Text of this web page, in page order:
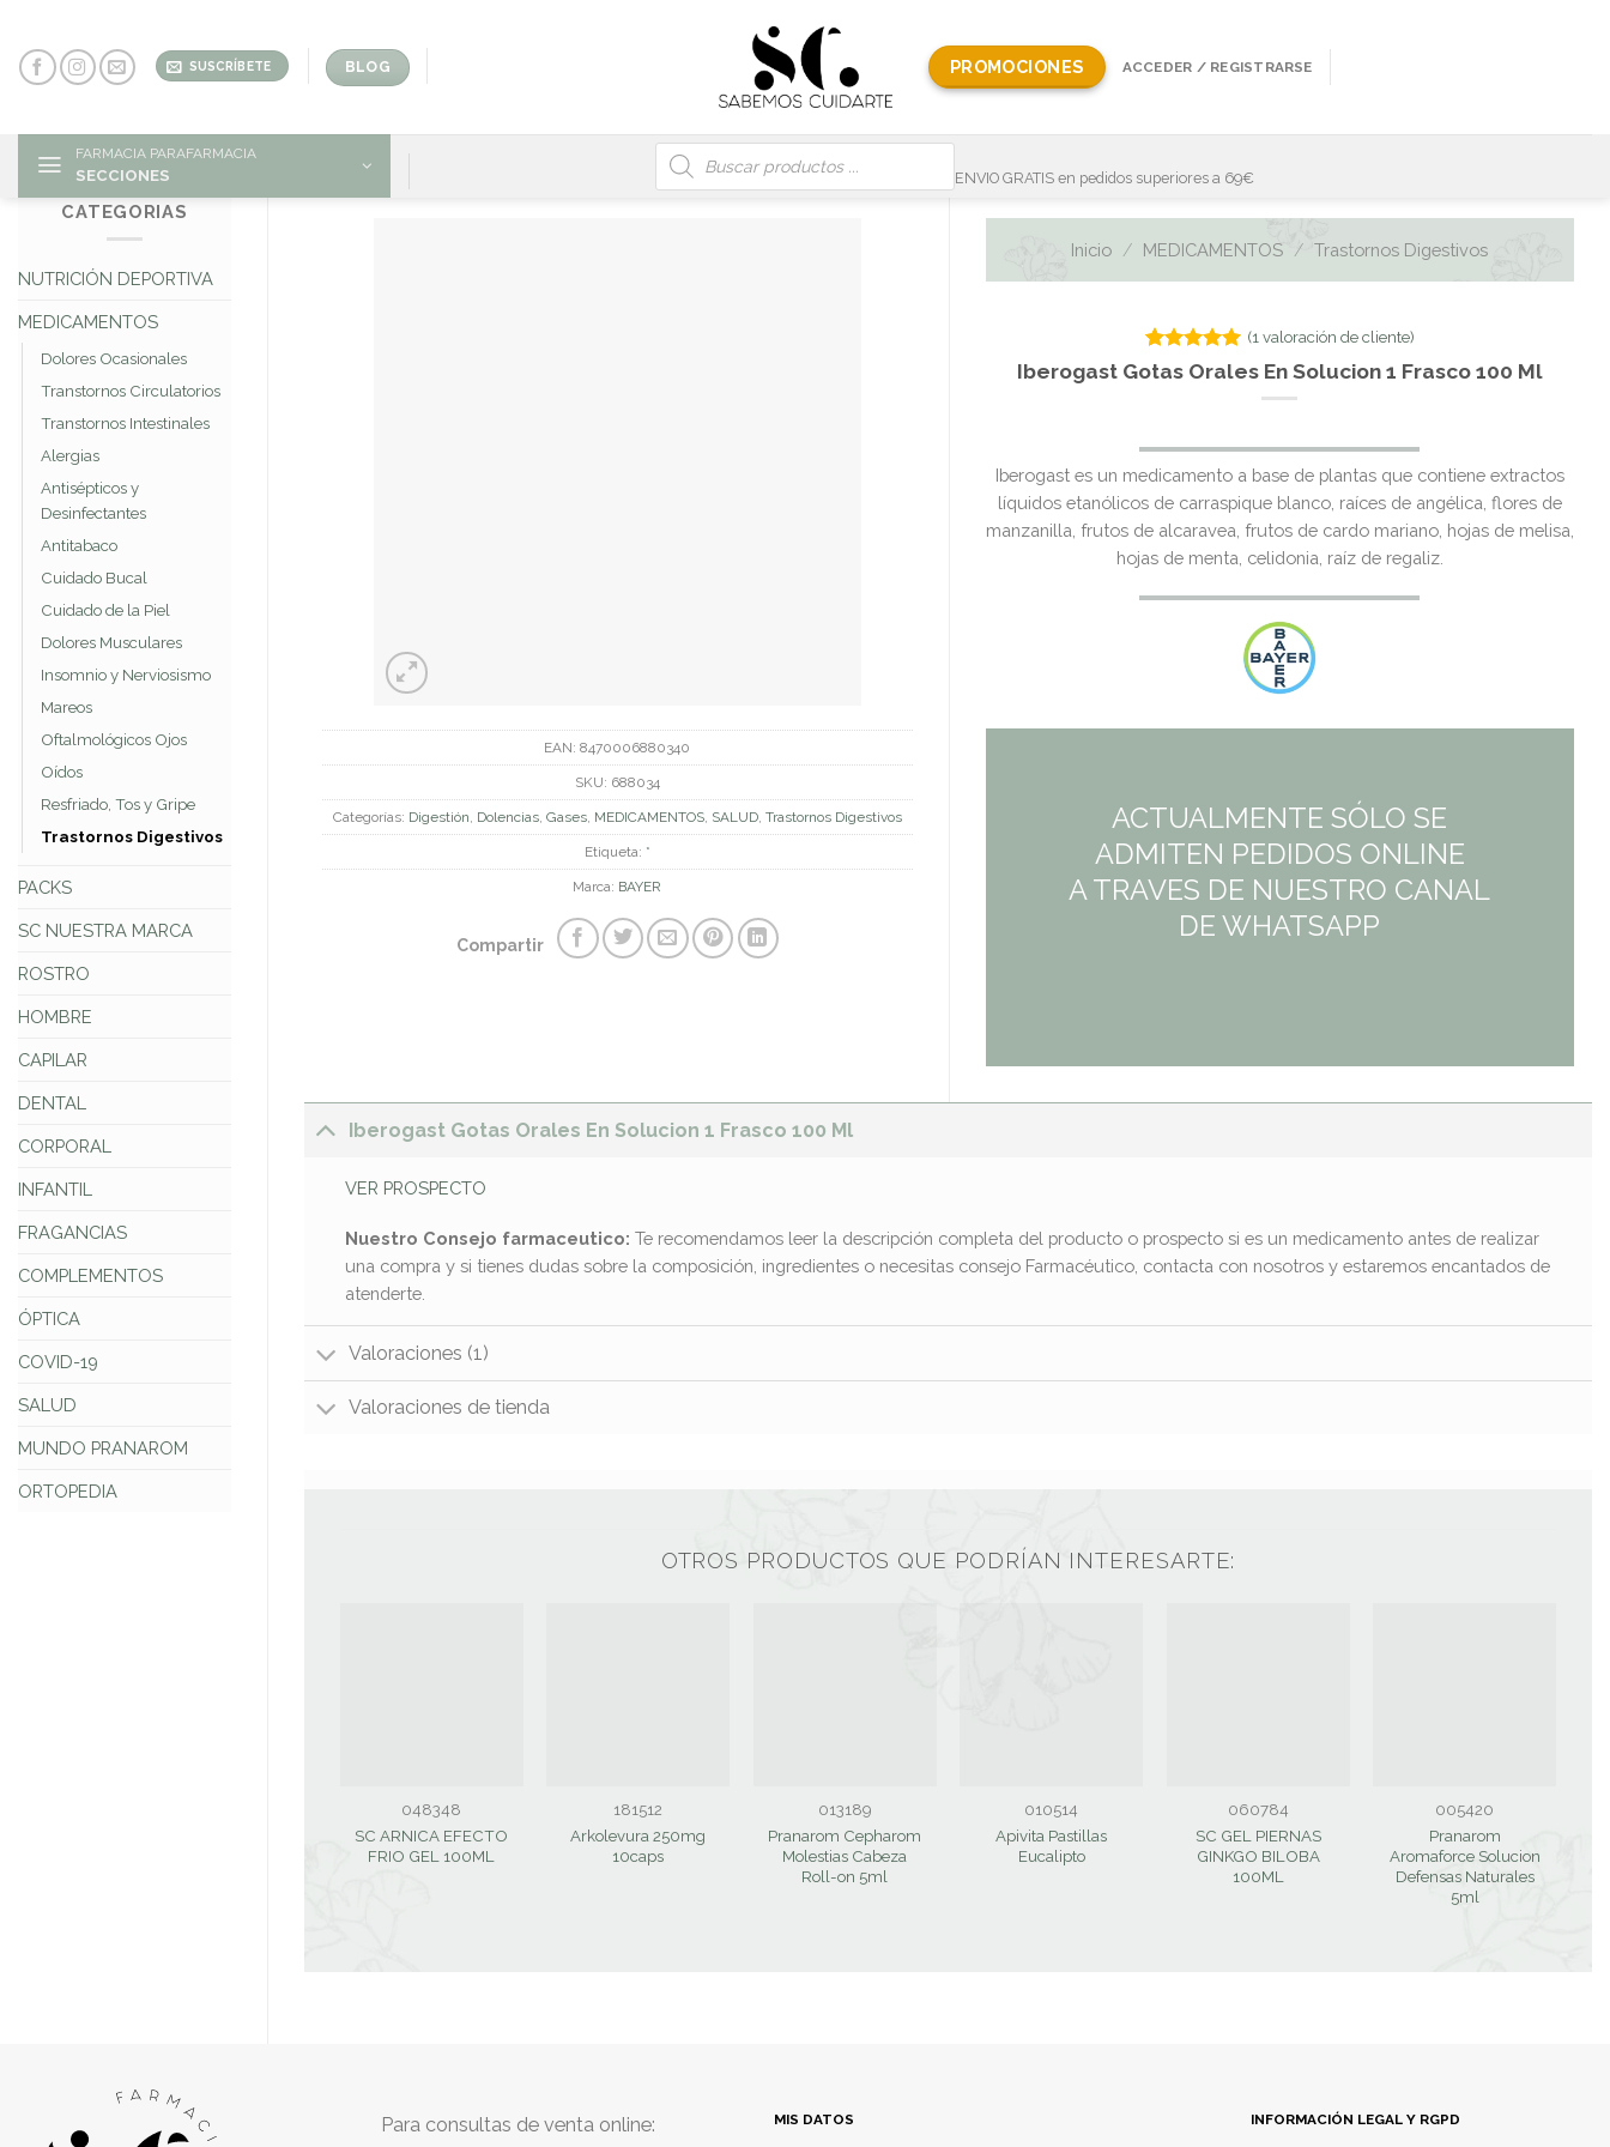
content
SUSCRÍBETE BLOG PROMOCIONES ACCEDER / REGISTRARSE
FARMACIA PARAFARMACIA
SECCIONES
Búsqueda
de
productos
ENVIO GRATIS en pedidos superiores a 69€
CATEGORIAS
NUTRICIÓN DEPORTIVA
MEDICAMENTOS
Dolores Ocasionales
Transtornos Circulatorios
Transtornos Intestinales
Alergias
Antisépticos y
Desinfectantes
Antitabaco
Cuidado Bucal
Cuidado de la Piel
Dolores Musculares
Insomnio y Nerviosismo
Mareos
Oftalmológicos Ojos
Oídos
Resfriado, Tos y Gripe
Trastornos Digestivos
PACKS
SC NUESTRA MARCA
ROSTRO
HOMBRE
CAPILAR
DENTAL
CORPORAL
INFANTIL
FRAGANCIAS
COMPLEMENTOS
ÓPTICA
COVID-19
SALUD
MUNDO PRANAROM
ORTOPEDIA
EAN:8470006880340
SKU: 688034
Categorías: Digestión, Dolencias, Gases, MEDICAMENTOS, SALUD, Trastornos Digestivos
Etiqueta: *
Marca: BAYER
Compartir
Inicio / MEDICAMENTOS / Trastornos Digestivos
Valorado
con5.00
1
cliente
(1 valoración de cliente)
Iberogast Gotas Orales En Solucion 1 Frasco 100 Ml
El
precio
original
era:
44,60€.
El
precio
actual
es:
39,55€.
Iberogast es un medicamento a base de plantas que contiene extractos
líquidos etanólicos de carraspique blanco, raíces de angélica, flores de
manzanilla, frutos de alcaravea, frutos de cardo mariano, hojas de melisa,
hojas de menta, celidonia, raíz de regaliz.
ACTUALMENTE SÓLO SE
ADMITEN PEDIDOS ONLINE
A TRAVES DE NUESTRO CANAL
DE WHATSAPP
Iberogast Gotas Orales En Solucion 1 Frasco 100 Ml
VER PROSPECTO
Nuestro Consejo farmaceutico: Te recomendamos leer la descripción completa del producto o prospecto si es un medicamento antes de realizar
una compra y si tienes dudas sobre la composición, ingredientes o necesitas consejo Farmacéutico, contacta con nosotros y estaremos encantados de
atenderte.
Valoraciones (1)
Valoraciones de tienda
OTROS PRODUCTOS QUE PODRÍAN INTERESARTE:
048348
SC ARNICA EFECTO
FRIO GEL 100ML
181512
Arkolevura 250mg
10caps
013189
Pranarom Cepharom
Molestias Cabeza
Roll-on 5ml
010514
Apivita Pastillas
Eucalipto
060784
SC GEL PIERNAS
GINKGO BILOBA
100ML
005420
Pranarom
Aromaforce Solucion
Defensas Naturales
5ml
Para consultas de venta online: MIS DATOS INFORMACIÓN LEGAL Y RGPD